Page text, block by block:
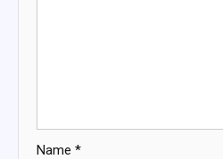
Name *